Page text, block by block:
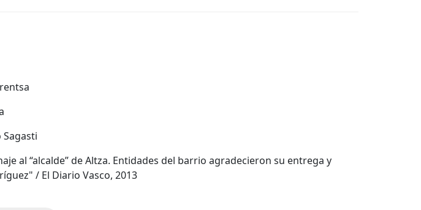
al “alcalde” de Altza. Entidades del barrio agradecieron su entrega y
/ El Diario Vasco, 2013